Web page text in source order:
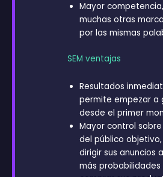
Mayor
muchas otras
por las mismas
SEM ventajas
Resultados
permite empezar a
desde el primer
Mayor control
del público
dirigir sus anuncios
más